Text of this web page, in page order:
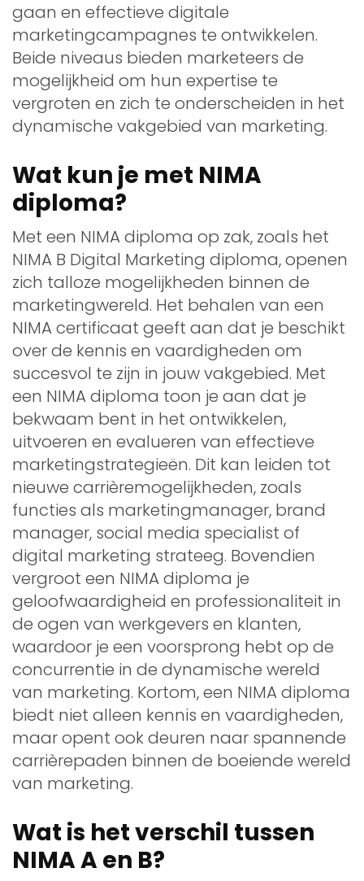
gaan en effectieve digitale
marketingcampagnes te ontwikkelen.
Beide niveaus bieden marketeers de
mogelijkheid om hun expertise te
vergroten en zich te onderscheiden in het
dynamische vakgebied van marketing.
Wat kun je met NIMA
diploma?
Met een NIMA diploma op zak, zoals het
NIMA B Digital Marketing diploma, openen
zich talloze mogelijkheden binnen de
marketingwereld. Het behalen van een
NIMA certificaat geeft aan dat je beschikt
over de kennis en vaardigheden om
succesvol te zijn in jouw vakgebied. Met
een NIMA diploma toon je aan dat je
bekwaam bent in het ontwikkelen,
uitvoeren en evalueren van effectieve
marketingstrategieën. Dit kan leiden tot
nieuwe carrièremogelijkheden, zoals
functies als marketingmanager, brand
manager, social media specialist of
digital marketing strateeg. Bovendien
vergroot een NIMA diploma je
geloofwaardigheid en professionaliteit in
de ogen van werkgevers en klanten,
waardoor je een voorsprong hebt op de
concurrentie in de dynamische wereld
van marketing. Kortom, een NIMA diploma
biedt niet alleen kennis en vaardigheden,
maar opent ook deuren naar spannende
carrièrepaden binnen de boeiende wereld
van marketing.
Wat is het verschil tussen
NIMA A en B?